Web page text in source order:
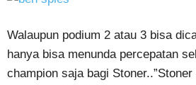
Walaupun podium 2 atau 3 bisa
hanya bisa menunda percepatan
champion saja bagi